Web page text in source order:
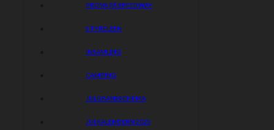
PROVA PÅ SPEEDWAY
STYRELSEN
INSAMLING
CAMPING
JULGRANSSCHEMA
JULKALENDERN 2025